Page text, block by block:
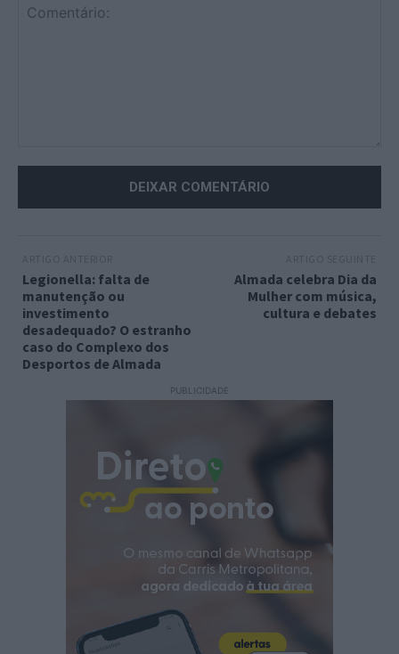
Legionella: falta de
manutenção ou
investimento
desadequado? O estranho
caso do Complexo dos
Desportos de Almada
Almada celebra Dia da
Mulher com música,
cultura e debates
PUBLICIDADE